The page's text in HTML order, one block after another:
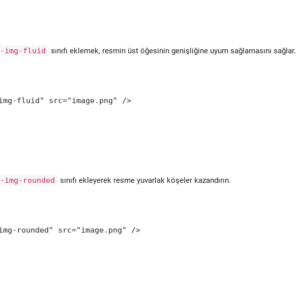
img-fluid sınıfı eklemek, resmin üst öğesinin genişliğine uyum sağlamasını sağlar.
fluid" src="image.png" />
img-rounded sınıfı ekleyerek resme yuvarlak köşeler kazandırın.
rounded" src="image.png" />